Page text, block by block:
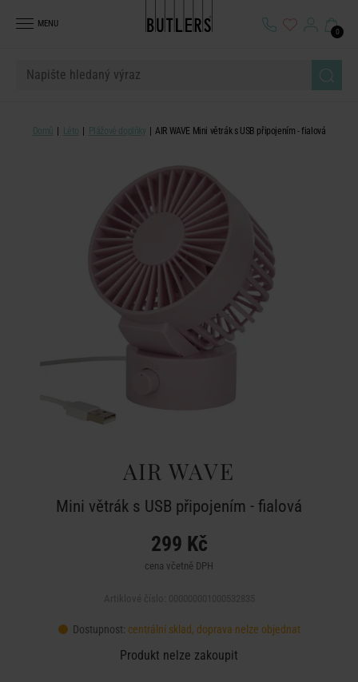
MENU
0
Domů Léto Plážové doplňky AIR WAVE Mini větrák s USB připojením - fialová
AIR WAVE
Mini větrák s USB připojením - fialová
299 Kč
cena včetně DPH
Dostupnost: centrální sklad, doprava nelze objednat
Produkt nelze zakoupit